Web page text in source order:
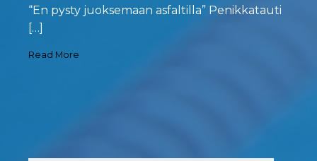
“En pysty juoksemaan asfaltilla” Penikkatauti
[…]
Read More